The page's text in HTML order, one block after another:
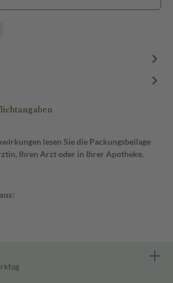
lesen Sie die Packungsbeilage
Ihren Arzt oder in Ihrer Apotheke.